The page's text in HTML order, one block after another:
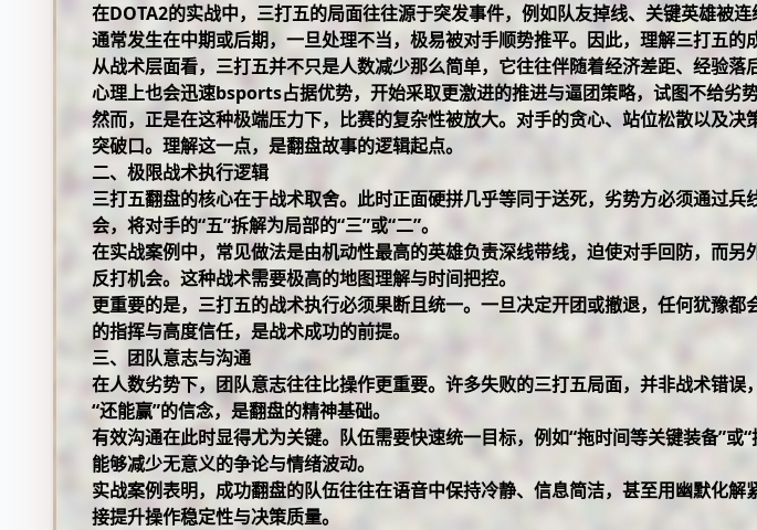
在DOTA2的实战中，三打五的局面往往源于突发事件，例如队友掉线、关键英雄被
通常发生在中期或后期，一旦处理不当，极易被对手顺势推平。因此，理解三打五的
从战术层面看，三打五并不只是人数减少那么简单，它往往伴随着经济差距、经验
心理上也会迅速bsports占据优势，开始采取更激进的推进与逼团策略，试图不给劣
然而，正是在这种极端压力下，比赛的复杂性被放大。对手的贪心、站位松散以及
突破口。理解这一点，是翻盘故事的逻辑起点。
二、极限战术执行逻辑
三打五翻盘的核心在于战术取舍。此时正面硬拼几乎等同于送死，劣势方必须通过
会，将对手的“五”拆解为局部的“三”或“二”。
在实战案例中，常见做法是由机动性最高的英雄负责深线带线，迫使对手回防，而
反打机会。这种战术需要极高的地图理解与时间把控。
更重要的是，三打五的战术执行必须果断且统一。一旦决定开团或撤退，任何犹豫
的指挥与高度信任，是战术成功的前提。
三、团队意志与沟通
在人数劣势下，团队意志往往比操作更重要。许多失败的三打五局面，并非战术错
“还能赢”的信念，是翻盘的精神基础。
有效沟通在此时显得尤为关键。队伍需要快速统一目标，例如“拖时间等关键装备”或
能够减少无意义的争论与情绪波动。
实战案例表明，成功翻盘的队伍往往在语音中保持冷静、信息简洁，甚至用幽默化
接提升操作稳定性与决策质量。